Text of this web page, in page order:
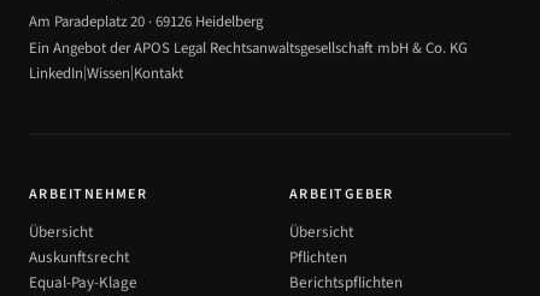
Am Paradeplatz 20 · 69126 Heidelberg
Ein Angebot der APOS Legal Rechtsanwaltsgesellschaft mbH & Co. KG
LinkedIn|Wissen|Kontakt
ARBEITNEHMER
Übersicht
Auskunftsrecht
Equal-Pay-Klage
ARBEITGEBER
Übersicht
Pflichten
Berichtspflichten